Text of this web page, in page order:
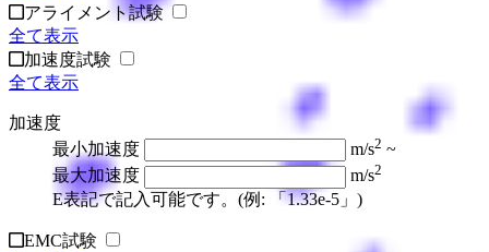
アライメント試験
全て表示
加速度試験
全て表示
加速度
最小加速度
m/s2 ~
最大加速度
m/s2
E表記で記入可能です。(例: 「1.33e-5」)
EMC試験